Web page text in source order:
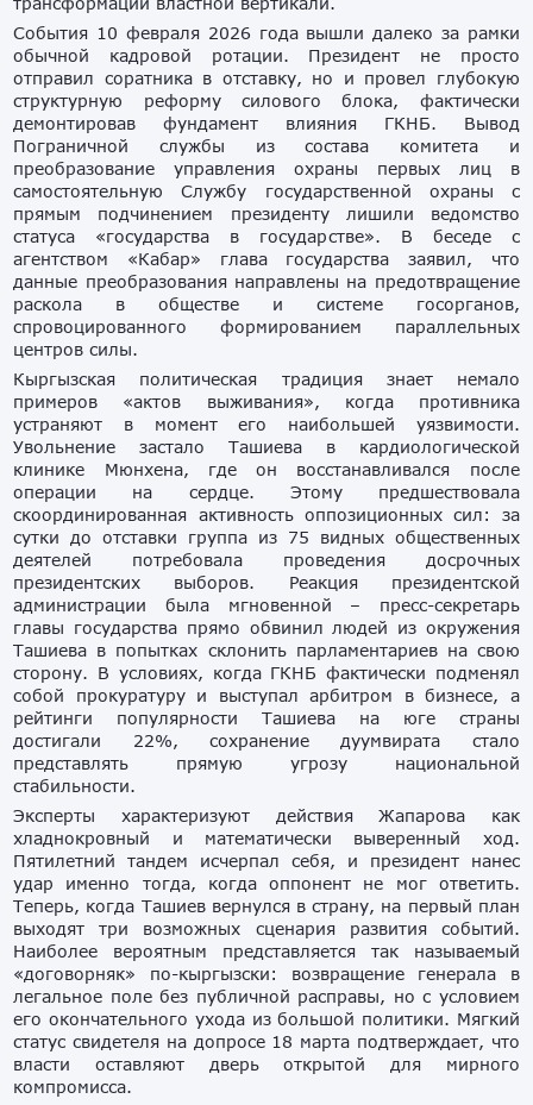
События 10 февраля 2026 года вышли далеко за рамки
обычной кадровой ротации. Президент не просто
отправил соратника в отставку, но и провел глубокую
структурную реформу силового блока, фактически
демонтировав фундамент влияния ГКНБ. Вывод
Пограничной службы из состава комитета и
преобразование управления охраны первых лиц в
самостоятельную Службу государственной охраны с
прямым подчинением президенту лишили ведомство
статуса «государства в государстве». В беседе с
агентством «Кабар» глава государства заявил, что
данные преобразования направлены на предотвращение
раскола в обществе и системе госорганов,
спровоцированного формированием параллельных
центров силы.
Кыргызская политическая традиция знает немало
примеров «актов выживания», когда противника
устраняют в момент его наибольшей уязвимости.
Увольнение застало Ташиева в кардиологической
клинике Мюнхена, где он восстанавливался после
операции на сердце. Этому предшествовала
скоординированная активность оппозиционных сил: за
сутки до отставки группа из 75 видных общественных
деятелей потребовала проведения досрочных
президентских выборов. Реакция президентской
администрации была мгновенной – пресс-секретарь
главы государства прямо обвинил людей из окружения
Ташиева в попытках склонить парламентариев на свою
сторону. В условиях, когда ГКНБ фактически подменял
собой прокуратуру и выступал арбитром в бизнесе, а
рейтинги популярности Ташиева на юге страны
достигали 22%, сохранение дуумвирата стало
представлять прямую угрозу национальной
стабильности.
Эксперты характеризуют действия Жапарова как
хладнокровный и математически выверенный ход.
Пятилетний тандем исчерпал себя, и президент нанес
удар именно тогда, когда оппонент не мог ответить.
Теперь, когда Ташиев вернулся в страну, на первый план
выходят три возможных сценария развития событий.
Наиболее вероятным представляется так называемый
«договорняк» по-кыргызски: возвращение генерала в
легальное поле без публичной расправы, но с условием
его окончательного ухода из большой политики. Мягкий
статус свидетеля на допросе 18 марта подтверждает, что
власти оставляют дверь открытой для мирного
компромисса.